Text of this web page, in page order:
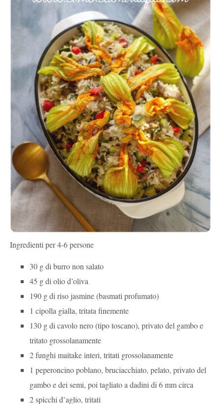
Ingredienti per 4-6 persone
30 g di burro non salato
45 g di olio d’oliva
190 g di riso jasmine (basmati profumato)
1 cipolla gialla, tritata finemente
130 g di cavolo nero (tipo toscano), privato del gambo e
tritato grossolanamente
2 funghi maitake interi, tritati grossolanamente
1 peperoncino poblano, bruciacchiato, pelato, privato del
gambo e dei semi, poi tagliato a dadini di 6 mm circa
2 spicchi d’aglio, tritati